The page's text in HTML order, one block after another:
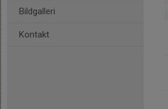
Bildgalleri
Kontakt